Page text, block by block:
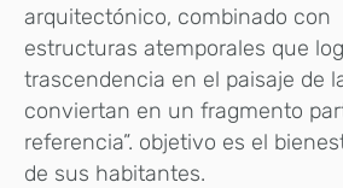
arquitectónico, combinado con
estructuras atemporales que
trascendencia en el paisaje de
conviertan en un fragmento
referencia”. objetivo es el
de sus habitantes.